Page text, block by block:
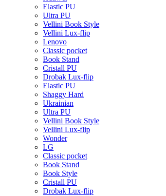
Elastic PU
Ultra PU
Vellini Book Style
Vellini Lux-flip
Lenovo
Classic pocket
Book Stand
Cristall PU
Drobak Lux-flip
Elastic PU
Shaggy Hard
Ukrainian
Ultra PU
Vellini Book Style
Vellini Lux-flip
Wonder
LG
Classic pocket
Book Stand
Book Style
Cristall PU
Drobak Lux-flip